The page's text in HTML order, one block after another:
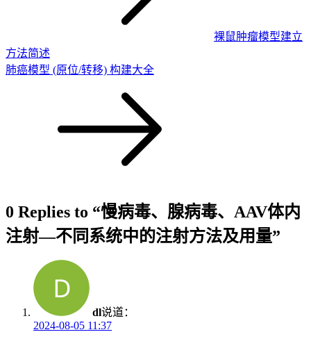
裸鼠肿瘤模型建立
方法简述
肺癌模型 (原位/转移) 构建大全
0 Replies to “慢病毒、腺病毒、AAV体内
注射—不同系统中的注射方法及用量”
dl说道：
2024-08-05 11:37